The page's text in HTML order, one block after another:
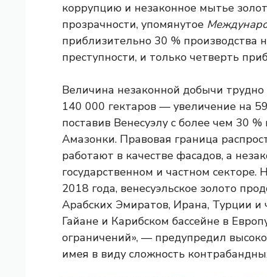
коррупцию и незаконное мытье
прозрачности, упомянутое
приблизительно 30 % производства
преступности, и только четверть
Величина незаконной добычи
140 000 гектаров — увеличение на
поставив Венесуэлу с более чем 30
Амазонки. Правовая граница
работают в качестве фасадов, а
государственном и частном
2018 года, венесуэльское золото
Арабских Эмиратов, Ирана, Турции и
Гайане и Карибском бассейне в
ограничений», — предупредил
имея в виду сложность